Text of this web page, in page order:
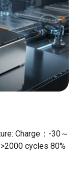
Charge：-30～
cycles 80%